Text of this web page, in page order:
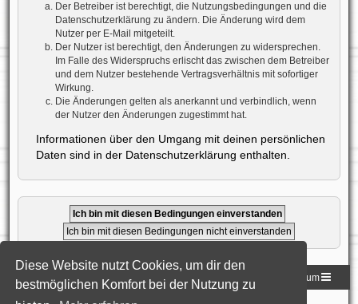
Diese Website nutzt Cookies, um dir den
bestmöglichen Komfort bei der Nutzung zu
Der Betreiber ist berechtigt, die Nutzungsbedingungen und die
Datenschutzerklärung zu ändern. Die Änderung wird dem
Nutzer per E-Mail mitgeteilt.
Der Nutzer ist berechtigt, den Änderungen zu widersprechen.
Im Falle des Widerspruchs erlischt das zwischen dem Betreiber
und dem Nutzer bestehende Vertragsverhältnis mit sofortiger
Wirkung.
Die Änderungen gelten als anerkannt und verbindlich, wenn
der Nutzer den Änderungen zugestimmt hat.
Informationen über den Umgang mit deinen persönlichen
Daten sind in der Datenschutzerklärung enthalten.
Homepage der DLG Foren-Übersicht Impressum